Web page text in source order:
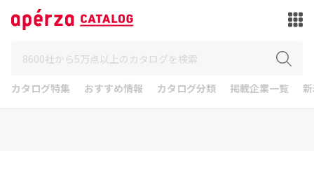
カタログ特集 おすすめ情報 カタログ分類 掲載企業一覧